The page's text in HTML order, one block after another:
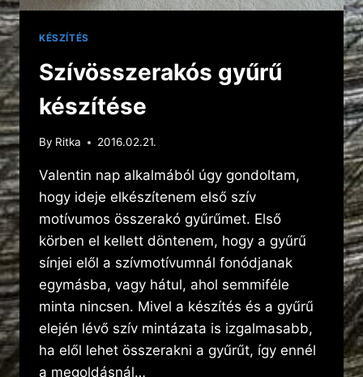
KÉSZÍTÉS
Szívösszerakós gyűrű
készítése
By Ritka 2016.02.21.
Valentin nap alkalmából úgy gondoltam,
hogy ideje elkészítenem első szív
motívumos összerakó gyűrűmet. Első
körben el kellett döntenem, hogy a gyűrű
sínjei elől a szívmotívumnál fonódjanak
egymásba, vagy hátul, ahol semmiféle
minta nincsen. Mivel a készítés és a gyűrű
elején lévő szív mintázata is izgalmasabb,
ha elől lehet összerakni a gyűrűt, így ennél
a megoldásnál…